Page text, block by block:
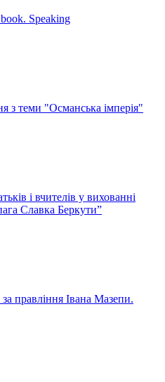
Speaking
з теми "Османська імперія"
і вчителів у вихованні
Славка Беркути”
правління Івана Мазепи.